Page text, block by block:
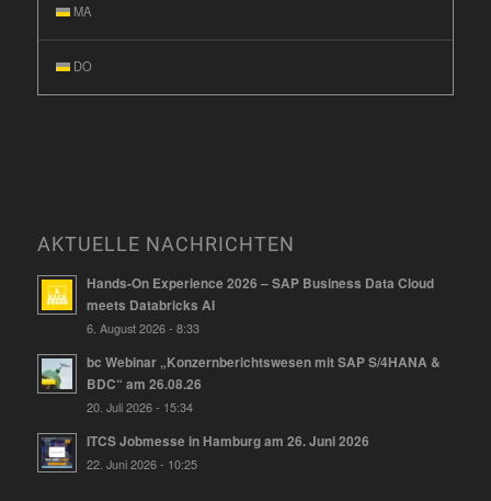
MA
DO
AKTUELLE NACHRICHTEN
Hands-On Experience 2026 – SAP Business Data Cloud
meets Databricks AI
6. August 2026 - 8:33
bc Webinar „Konzernberichtswesen mit SAP S/4HANA &
BDC“ am 26.08.26
20. Juli 2026 - 15:34
ITCS Jobmesse in Hamburg am 26. Juni 2026
22. Juni 2026 - 10:25